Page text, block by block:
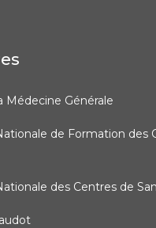
Médecine Générale
de Formation des
des Centres de